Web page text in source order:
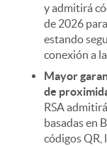
y admitirá
de 2026
estando
conexión a la
Mayor
de
RSA
basadas en
códigos QR,